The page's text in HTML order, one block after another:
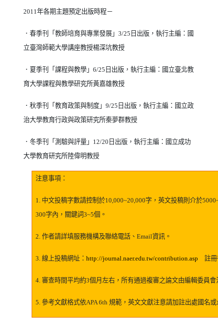
2011年各期主題預定出版時程－
．春季刊「教師培育與專業發展」 3/25 日出版，執行主編：國
立臺灣師範大學講座教授楊深坑教授
．夏季刊「課程與教學」 6/25 日出版，執行主編：國立臺北教
育大學課程與教學研究所黃嘉雄教授
．秋季刊「教育政策與制度」 9/25 日出版，執行主編：國立政
治大學教育行政與政策研究所秦夢群教授
．冬季刊「測驗與評量」 12/20 日出版，執行主編：國立成功
大學教育研究所陸偉明教授
注意事項：
1. 中文投稿字數請控制於10,000~20,000字，英文投稿則介於
300字內，關鍵詞3~5個。
2. 作者請詳填服務機構及聯絡電話、 Email資訊。
3. 線上投稿網址： http://journal.naer.edu.tw/contribution.asp（另開
註冊
4. 審查時間平均約3個月左右，所有通過複審之論文由編輯委員
5. 參考文獻格式依APA 6th 規範，英文文獻注意請加註出處國名